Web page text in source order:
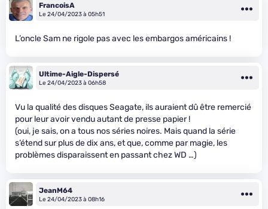
FrancoisA
Le 24/04/2023 à 05h51
L’oncle Sam ne rigole pas avec les embargos américains !
Ultime-Aigle-Dispersé
Le 24/04/2023 à 06h58
Vu la qualité des disques Seagate, ils auraient dû être remercié
pour leur avoir vendu autant de presse papier !
(oui, je sais, on a tous nos séries noires. Mais quand la série
s’étend sur plus de dix ans, et que, comme par magie, les
problèmes disparaissent en passant chez WD …)
JeanM64
Le 24/04/2023 à 08h16